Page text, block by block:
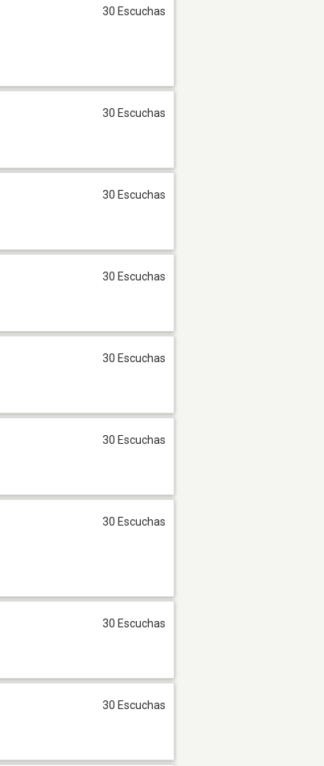
30 Escuchas
30 Escuchas
30 Escuchas
30 Escuchas
30 Escuchas
30 Escuchas
30 Escuchas
30 Escuchas
30 Escuchas